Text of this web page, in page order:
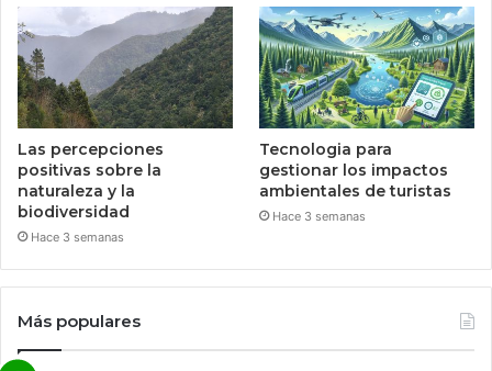
Las percepciones
positivas sobre la
naturaleza y la
biodiversidad
Hace 3 semanas
Tecnologia para
gestionar los impactos
ambientales de turistas
Hace 3 semanas
Más populares